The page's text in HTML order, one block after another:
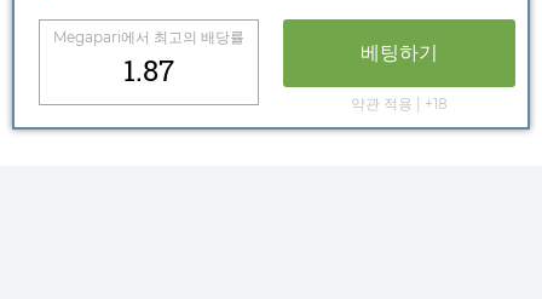
Megapari에서 최고의 배당률
1.87 베팅하기
약관 적용 | +18